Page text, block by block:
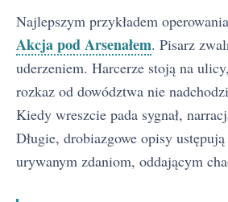
Najlepszym przykładem
Akcja pod Arsenałem. Pisarz
uderzeniem. Harcerze stoją na
rozkaz od dowództwa nie
Kiedy wreszcie pada sygnał,
Długie, drobiazgowe opisy
urywanym zdaniom, oddającym